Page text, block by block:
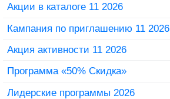
Акции в каталоге 11 2026
Кампания по приглашению 11 2026
Акция активности 11 2026
Программа «50% Скидка»
Лидерские программы 2026